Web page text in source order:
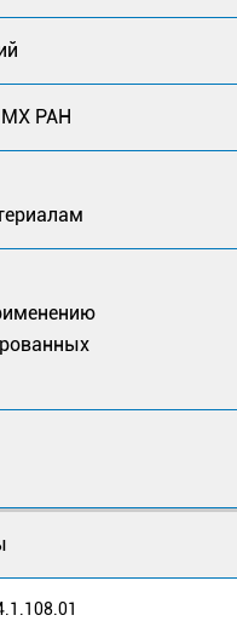
МХ РАН